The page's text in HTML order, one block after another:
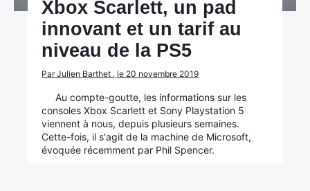
Xbox Scarlett, un pad
innovant et un tarif au
niveau de la PS5
Par Julien Barthet , le 20 novembre 2019
Au compte-goutte, les informations sur les
consoles Xbox Scarlett et Sony Playstation 5
viennent à nous, depuis plusieurs semaines.
Cette-fois, il s'agit de la machine de Microsoft,
évoquée récemment par Phil Spencer.